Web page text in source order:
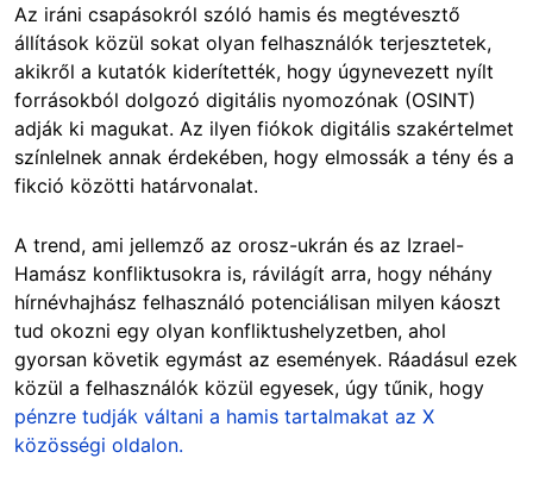
Az iráni csapásokról szóló hamis és megtévesztő
állítások közül sokat olyan felhasználók terjesztetek,
akikről a kutatók kiderítették, hogy úgynevezett nyílt
forrásokból dolgozó digitális nyomozónak (OSINT)
adják ki magukat. Az ilyen fiókok digitális szakértelmet
színlelnek annak érdekében, hogy elmossák a tény és a
fikció közötti határvonalat.
A trend, ami jellemző az orosz-ukrán és az Izrael-
Hamász konfliktusokra is, rávilágít arra, hogy néhány
hírnévhajhász felhasználó potenciálisan milyen káoszt
tud okozni egy olyan konfliktushelyzetben, ahol
gyorsan követik egymást az események. Ráadásul ezek
közül a felhasználók közül egyesek, úgy tűnik, hogy
pénzre tudják váltani a hamis tartalmakat az X
közösségi oldalon.